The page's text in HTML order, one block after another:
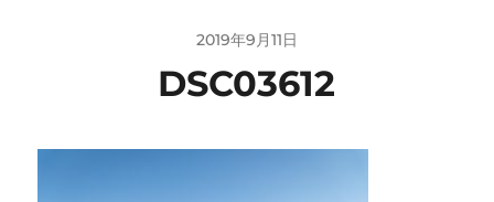
2019年9月11日
DSC03612